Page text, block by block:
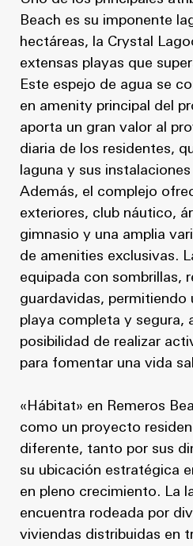
Beach es su imponente
hectáreas, la Crystal
extensas playas que
Este espejo de agua se
en amenity principal del
aporta un gran valor al
diaria de los residentes,
laguna y sus
Además, el complejo
exteriores, club náutico,
gimnasio y una amplia
de amenities exclusivas.
equipada con sombrillas,
guardavidas, permitiendo
playa completa y segura,
posibilidad de realizar
para fomentar una vida
«Hábitat» en Remeros
como un proyecto
diferente, tanto por sus
su ubicación estratégica
en pleno crecimiento. La
encuentra rodeada por
viviendas distribuidas en